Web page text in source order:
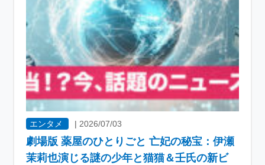
エンタメ |2026/07/03
劇場版 薬屋のひとりごと 亡妃の秘宝：伊瀬
茉莉也演じる謎の少年と猫猫＆壬氏の新ビ